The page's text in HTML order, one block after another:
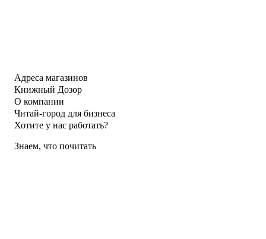
Адреса магазинов
Книжный Дозор
О компании
Читай-город для бизнеса
Хотите у нас работать?
Знаем, что почитать